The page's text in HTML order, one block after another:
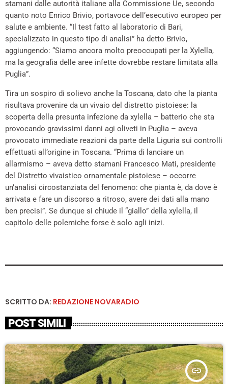
stamani dalle autorità italiane alla Commissione Ue, secondo
quanto noto Enrico Brivio, portavoce dell’esecutivo europeo per
salute e ambiente. “Il test fatto al laboratorio di Bari,
specializzato in questo tipo di analisi” ha detto Brivio,
aggiungendo: “Siamo ancora molto preoccupati per la Xylella,
ma la geografia delle aree infette dovrebbe restare limitata alla
Puglia”.
Tira un sospiro di solievo anche la Toscana, dato che la pianta
risultava provenire da un vivaio del distretto pistoiese: la
scoperta della presunta infezione da xylella – batterio che sta
provocando gravissimi danni agi oliveti in Puglia – aveva
provocato immediate reazioni da parte della Liguria sui controlli
effettuati all’origine in Toscana. “Prima di lanciare un
allarmismo – aveva detto stamani Francesco Mati, presidente
del Distretto vivaistico ornamentale pistoiese – occorre
un’analisi circostanziata del fenomeno: che pianta è, da dove è
arrivata e fare un discorso a ritroso, avere dei dati alla mano
ben precisi”. Se dunque si chiude il “giallo” della xylella, il
capitolo delle polemiche forse è solo agli inizi.
SCRITTO DA: REDAZIONE NOVARADIO
POST SIMILI
insert_link